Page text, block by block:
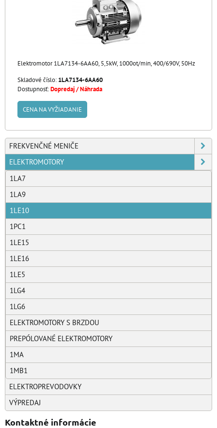
Elektromotor 1LA7134-6AA60, 5,5kW, 1000ot/min, 400/690V, 50Hz
Skladové číslo: 1LA7134-6AA60
Dostupnosť:Dopredaj / Náhrada
CENA NA VYŽIADANIE
FREKVENČNÉ MENIČE
ELEKTROMOTORY
1LA7
1LA9
1LE10
1PC1
1LE15
1LE16
1LE5
1LG4
1LG6
ELEKTROMOTORY S BRZDOU
PREPÓLOVANÉ ELEKTROMOTORY
1MA
1MB1
ELEKTROPREVODOVKY
VÝPREDAJ
Kontaktné informácie